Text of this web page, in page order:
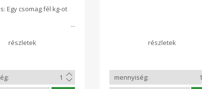
Egy csomag fél kg-ot